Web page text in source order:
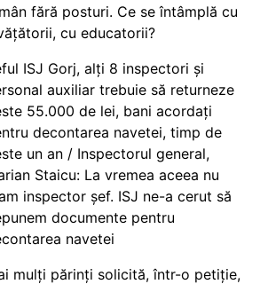
fără posturi. Ce se întâmplă cu
cu educatorii?
ISJ Gorj, alți 8 inspectori și
auxiliar trebuie să returneze
55.000 de lei, bani acordați
decontarea navetei, timp de
un an / Inspectorul general,
Staicu: La vremea aceea nu
inspector șef. ISJ ne-a cerut să
documente pentru
navetei
mulți părinți solicită, într-o petiție,